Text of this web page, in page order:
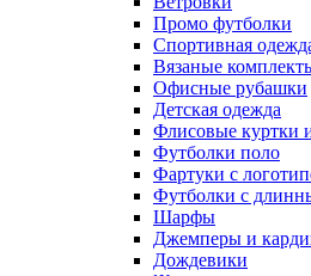
Промо футболки
Спортивная
Вязаные
Офисные рубашки
Детская одежда
Флисовые куртки
Футболки поло
Фартуки с
Футболки с
Шарфы
Джемперы и
Дождевики